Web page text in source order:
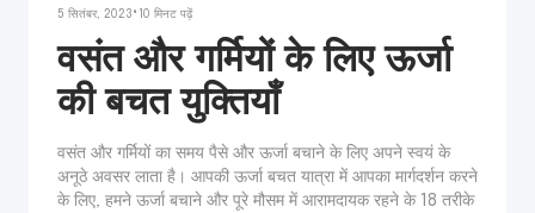
5 सितंबर, 2023 • 10 मिनट पढ़ें
वसंत और गर्मियों के लिए ऊर्जा
की बचत युक्तियाँ
वसंत और गर्मियों का समय पैसे और ऊर्जा बचाने के लिए अपने स्वयं के
अनूठे अवसर लाता है। आपकी ऊर्जा बचत यात्रा में आपका मार्गदर्शन करने
के लिए, हमने ऊर्जा बचाने और पूरे मौसम में आरामदायक रहने के 18 तरीके